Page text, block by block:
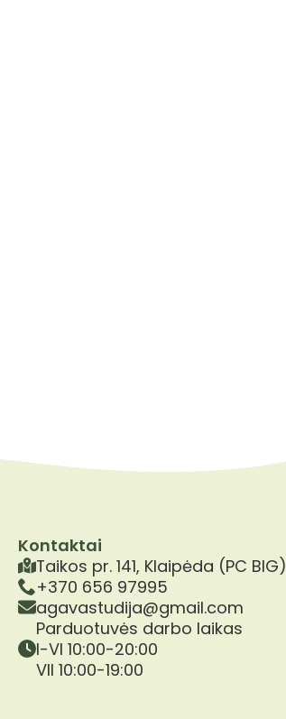
Kontaktai
Taikos pr. 141, Klaipėda (PC BIG)
+370 656 97995
agavastudija@gmail.com
Parduotuvės darbo laikas
I-VI 10:00-20:00
VII 10:00-19:00